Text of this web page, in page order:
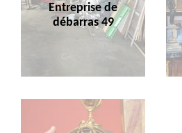
Entreprise de
débarras 49